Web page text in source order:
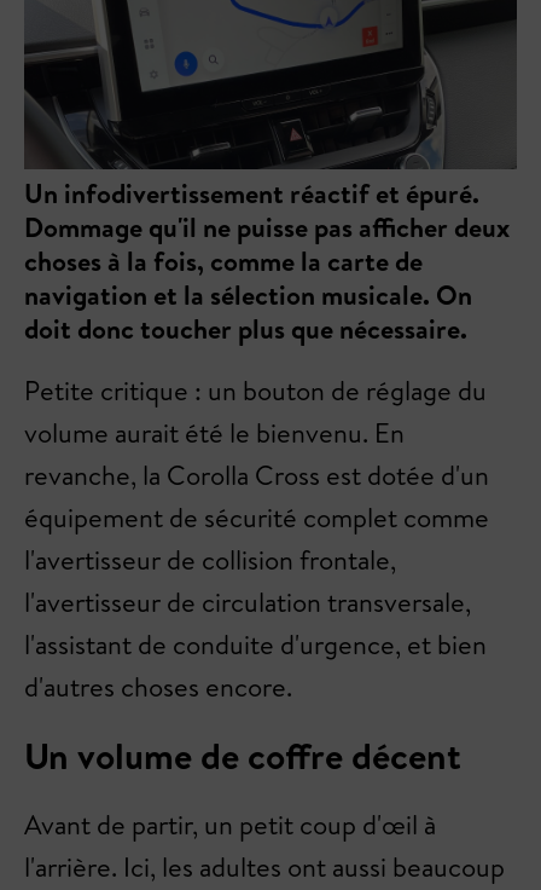
Un infodivertissement réactif et épuré.
Dommage qu'il ne puisse pas afficher deux
choses à la fois, comme la carte de
navigation et la sélection musicale. On
doit donc toucher plus que nécessaire.
Petite critique : un bouton de réglage du
volume aurait été le bienvenu. En
revanche, la Corolla Cross est dotée d'un
équipement de sécurité complet comme
l'avertisseur de collision frontale,
l'avertisseur de circulation transversale,
l'assistant de conduite d'urgence, et bien
d'autres choses encore.
Un volume de coffre décent
Avant de partir, un petit coup d'œil à
l'arrière. Ici, les adultes ont aussi beaucoup